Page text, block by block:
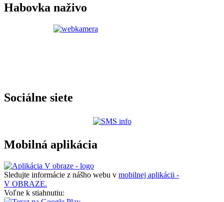
Habovka naživo
Sociálne siete
Mobilná aplikácia
Sledujte informácie z nášho webu v mobilnej aplikácii -
V OBRAZE.
Voľne k stiahnutiu: